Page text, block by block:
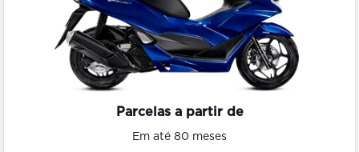
Parcelas a partir de
Em até 80 meses